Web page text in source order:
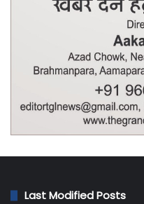
Last Modified Posts